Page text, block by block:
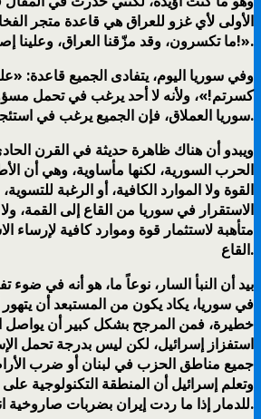
الأولى لأي غزو للعراق هي قاعدة متجر
ما تكسرون، وقد مزّقنا العراق، وعلينا إصلاحه!».
وفي سوريا اليوم، يتفادى الجميع قاعدة:
كسرتم!»، ولأنه لا أحد يرغب في تحمل
سوريا العملاق، فإن الجميع يرغب في استئجار نفوذهم هناك فقط.
ويبدو أن هناك ظاهرة حديثة في القرن
الحرب السورية، لكنها مأساوية، وهي أن
القوة ولا الموارد الكافية، أو الرغبة
الاستقرار في سوريا من القاع إلى القمة،
متأهبة لاستثمار قوة وموارد كافية لإرساء
القاع.
بيد أن النبأ السار، نوعاً ما، هو أنه في ضوء
في سوريا، يكاد يكون من المستبعد أن
خطيرة، فمن المرجح بشكل كبير أن يواصل
استفزاز إسرائيل، لكن ليس بدرجة تحمل
جميع مناطق الحزب في لبنان أو ضرب
وتعلم إسرائيل أن المنطقة التكنولوجية
للدمار إذا ما ردت إيران بضربات صاروخية انتقامية.